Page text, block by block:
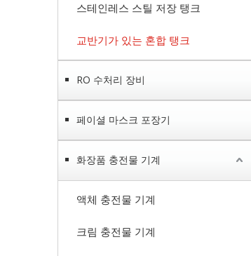
스테인레스 스틸 저장 탱크
교반기가 있는 혼합 탱크
RO 수처리 장비
페이셜 마스크 포장기
화장품 충전물 기계
액체 충전물 기계
크림 충전물 기계